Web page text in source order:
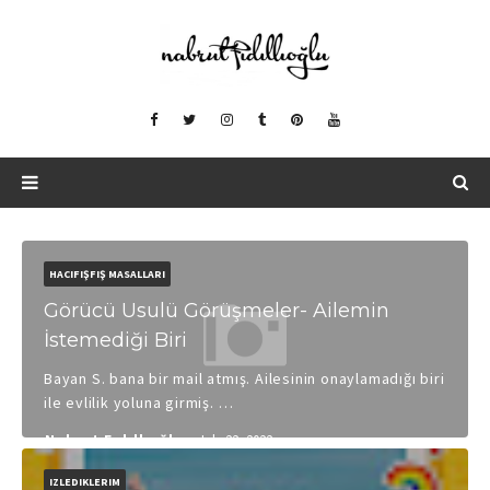
HACIFIŞFIŞ MASALLARI
Görücü Usulü Görüşmeler- Ailemin
İstemediği Biri
Bayan S. bana bir mail atmış. Ailesinin onaylamadığı biri
ile evlilik yoluna girmiş. …
Nabrut Fıdıllıoğlu July 22, 2022
IZLEDIKLERIM